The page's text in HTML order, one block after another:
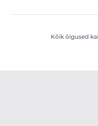
Kõik õigused